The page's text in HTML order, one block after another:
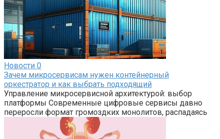
Новости 0
Зачем микросервисам нужен контейнерный
оркестратор и как выбрать подходящий
Управление микросервисной архитектурой: выбор
платформы Современные цифровые сервисы давно
переросли формат громоздких монолитов, распадаясь